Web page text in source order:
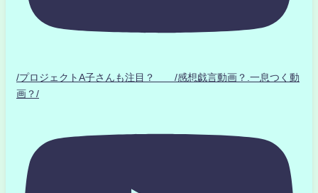
/プロジェクトA子さんも注目？ /感想戯言動画？.一息つく動
画？/